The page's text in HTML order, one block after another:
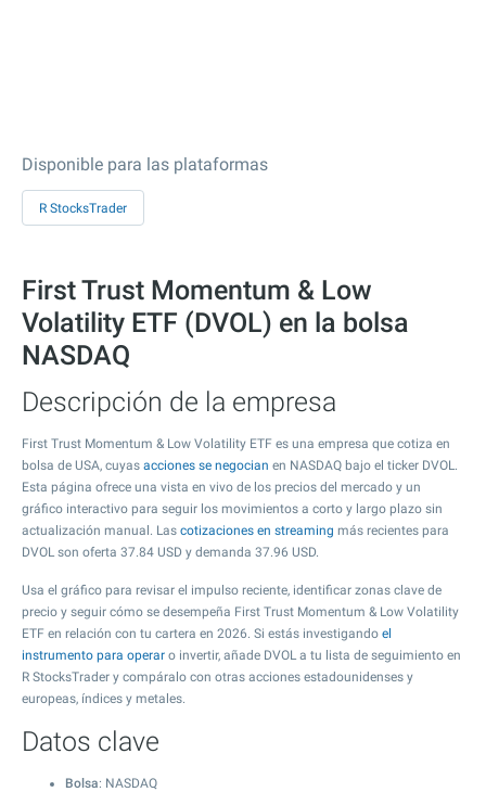
Disponible para las plataformas
R StocksTrader
First Trust Momentum & Low
Volatility ETF (DVOL) en la bolsa
NASDAQ
Descripción de la empresa
First Trust Momentum & Low Volatility ETF es una empresa que cotiza en
bolsa de USA, cuyas acciones se negocian en NASDAQ bajo el ticker DVOL.
Esta página ofrece una vista en vivo de los precios del mercado y un
gráfico interactivo para seguir los movimientos a corto y largo plazo sin
actualización manual. Las cotizaciones en streaming más recientes para
DVOL son oferta 37.84 USD y demanda 37.96 USD.
Usa el gráfico para revisar el impulso reciente, identificar zonas clave de
precio y seguir cómo se desempeña First Trust Momentum & Low Volatility
ETF en relación con tu cartera en 2026. Si estás investigando el
instrumento para operar o invertir, añade DVOL a tu lista de seguimiento en
R StocksTrader y compáralo con otras acciones estadounidenses y
europeas, índices y metales.
Datos clave
Bolsa: NASDAQ